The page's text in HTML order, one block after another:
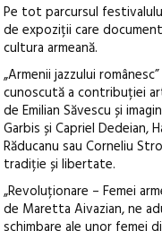
Pe tot parcursul
de expoziții care
cultura armeană.
„Armenii jazzului
cunoscută a contribuției
de Emilian Săvescu și
Garbis și Capriel Dedeian,
Răducanu sau Corneliu
tradiție și libertate.
„Revoluționare – Femei
de Maretta Aivazian, ne